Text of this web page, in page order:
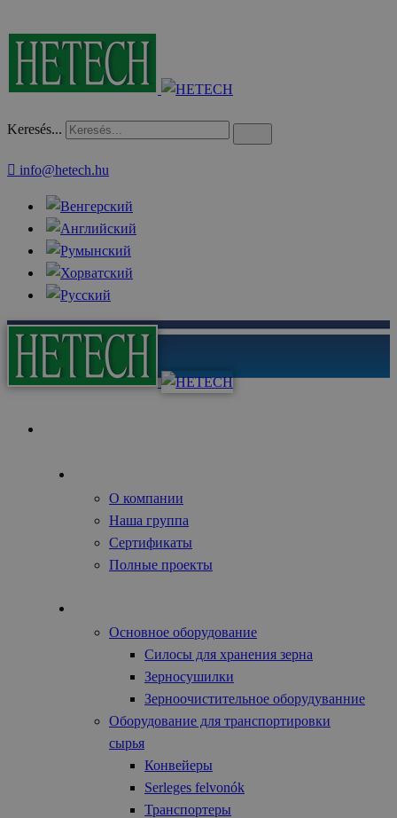
Keresés...
info@hetech.hu
О компании
Наша группа
Сертификаты
Полные проекты
Основное оборудование
Силосы для хранения зерна
Зерносушилки
Зерноочистительное оборудуванние
Оборудование для транспортировки
сырья
Конвейеры
Serleges felvonók
Транспортеры